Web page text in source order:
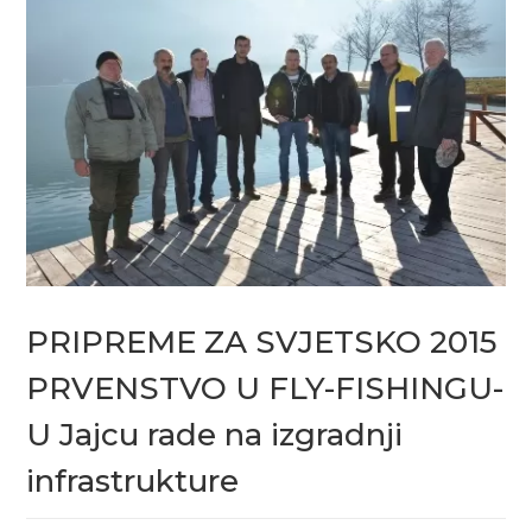
PRIPREME ZA SVJETSKO 2015
PRVENSTVO U FLY-FISHINGU-
U Jajcu rade na izgradnji
infrastrukture